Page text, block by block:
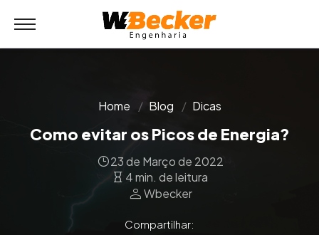
Home Blog Dicas
Como evitar os Picos de Energia?
23 de Março de 2022
4 min. de leitura
personWbecker
Compartilhar: